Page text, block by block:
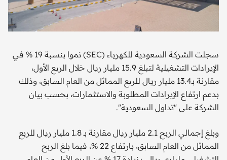
سجلت الشركة السعودية للكهرباء (SEC) نموا بنسبة 19 % في
الإيرادات التشغيلية لتبلغ 15.9 مليار ريال خلال الربع الأول،
مقارنة بـ13.4 مليار ريال للربع المماثل من العام السابق، وذلك
بدعم ارتفاع الإيرادات المطلوبة والاستثمارات، بحسب بيان
الشركة على "تداول السعودية".
وبلغ إجمالي الربح 2.1 مليار ريال مقارنة بـ 1.8 مليار ريال للربع
المماثل من العام السابق، بارتفاع 22 %، فيما بلغ الربح